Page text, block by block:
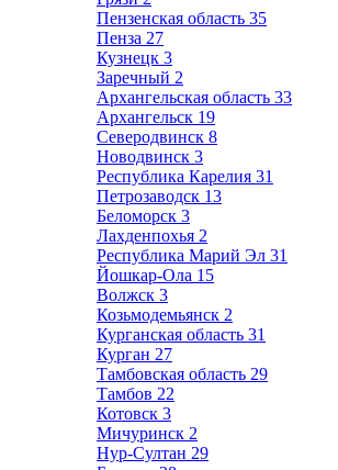
Пензенская область 35
Пенза 27
Кузнецк 3
Заречный 2
Архангельская область 33
Архангельск 19
Северодвинск 8
Новодвинск 3
Республика Карелия 31
Петрозаводск 13
Беломорск 3
Лахденпохья 2
Республика Марий Эл 31
Йошкар-Ола 15
Волжск 3
Козьмодемьянск 2
Курганская область 31
Курган 27
Тамбовская область 29
Тамбов 22
Котовск 3
Мичуринск 2
Нур-Султан 29